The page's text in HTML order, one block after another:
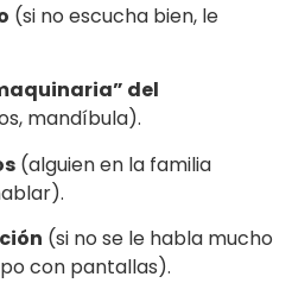
(si no escucha bien, le
del
mandíbula).
(alguien en la familia
(si no se le habla mucho
con pantallas).